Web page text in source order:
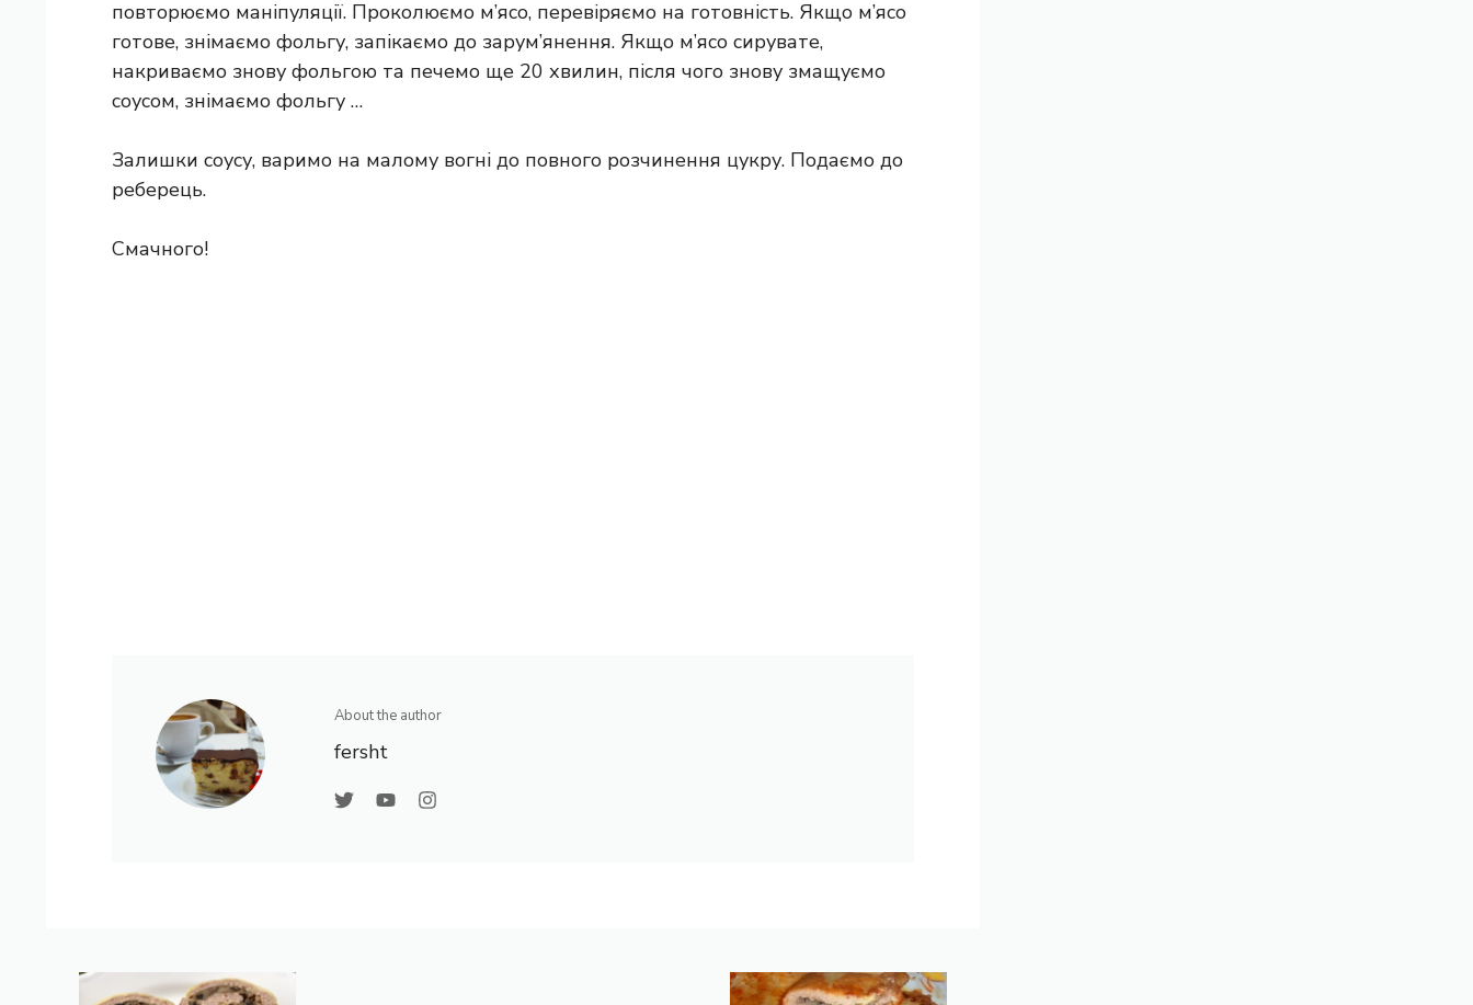
повторюємо маніпуляції. Проколюємо м’ясо, перевіряємо на готовність. Якщо м’ясо
готове, знімаємо фольгу, запікаємо до зарум’янення. Якщо м’ясо сирувате,
накриваємо знову фольгою та печемо ще 20 хвилин, після чого знову змащуємо
соусом, знімаємо фольгу …
Залишки соусу, варимо на малому вогні до повного розчинення цукру. Подаємо до
реберець.
Смачного!
About the author
fersht